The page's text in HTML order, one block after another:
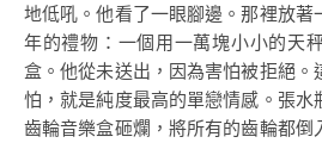
地低吼。他看了一眼腳邊。那裡放著
年的禮物：一個用一萬塊小小的天
盒。他從未送出，因為害怕被拒絕。
怕，就是純度最高的單戀情感。張水
齒輪音樂盒砸爛，將所有的齒輪都倒